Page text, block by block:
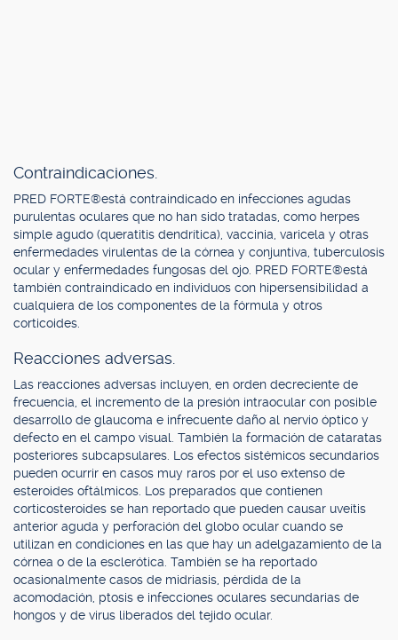
Contraindicaciones.
PRED FORTE®está contraindicado en infecciones agudas
purulentas oculares que no han sido tratadas, como herpes
simple agudo (queratitis dendrítica), vaccinia, varicela y otras
enfermedades virulentas de la córnea y conjuntiva, tuberculosis
ocular y enfermedades fungosas del ojo. PRED FORTE®está
también contraindicado en individuos con hipersensibilidad a
cualquiera de los componentes de la fórmula y otros
corticoides.
Reacciones adversas.
Las reacciones adversas incluyen, en orden decreciente de
frecuencia, el incremento de la presión intraocular con posible
desarrollo de glaucoma e infrecuente daño al nervio óptico y
defecto en el campo visual. También la formación de cataratas
posteriores subcapsulares. Los efectos sistémicos secundarios
pueden ocurrir en casos muy raros por el uso extenso de
esteroides oftálmicos. Los preparados que contienen
corticosteroides se han reportado que pueden causar uveítis
anterior aguda y perforación del globo ocular cuando se
utilizan en condiciones en las que hay un adelgazamiento de la
córnea o de la esclerótica. También se ha reportado
ocasionalmente casos de midriasis, pérdida de la
acomodación, ptosis e infecciones oculares secundarias de
hongos y de virus liberados del tejido ocular.